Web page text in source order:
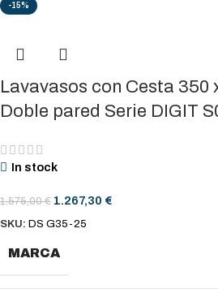
-15%
Lavavasos con Cesta 350
Doble pared Serie DIGIT
In stock
1.575,00€ 1.267,30 €
SKU: DS G35-25
MARCA